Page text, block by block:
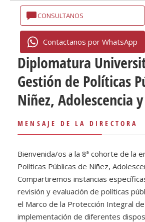
CONSULTANOS
Contactanos por WhatsApp
Diplomatura
Gestión de Políticas
Niñez, Adolescencia
MENSAJE DE LA DIRECTORA
Bienvenida/os a la 8ª cohorte de la
Políticas Públicas de Niñez,
Compartiremos instancias
revisión y evaluación de políticas
el Marco de la Protección Integral
implementación de diferentes